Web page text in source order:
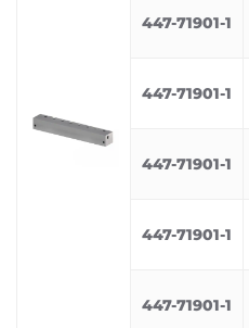
447-71901-1
447-71901-1
447-71901-1
447-71901-1
447-71901-1